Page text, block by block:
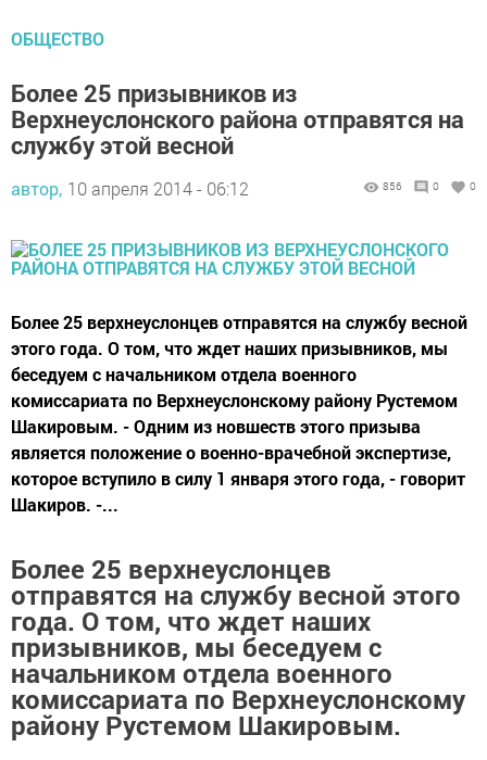
ОБЩЕСТВО
Более 25 призывников из
Верхнеуслонского района отправятся на
службу этой весной
автор, 10 апреля 2014 - 06:12 856 0 0
Более 25 верхнеуслонцев отправятся на службу весной
этого года. О том, что ждет наших призывников, мы
беседуем с начальником отдела военного
комиссариата по Верхнеуслонскому району Рустемом
Шакировым. - Одним из новшеств этого призыва
является положение о военно-врачебной экспертизе,
которое вступило в силу 1 января этого года, - говорит
Шакиров. -...
Более 25 верхнеуслонцев
отправятся на службу весной этого
года. О том, что ждет наших
призывников, мы беседуем с
начальником отдела военного
комиссариата по Верхнеуслонскому
району Рустемом Шакировым.